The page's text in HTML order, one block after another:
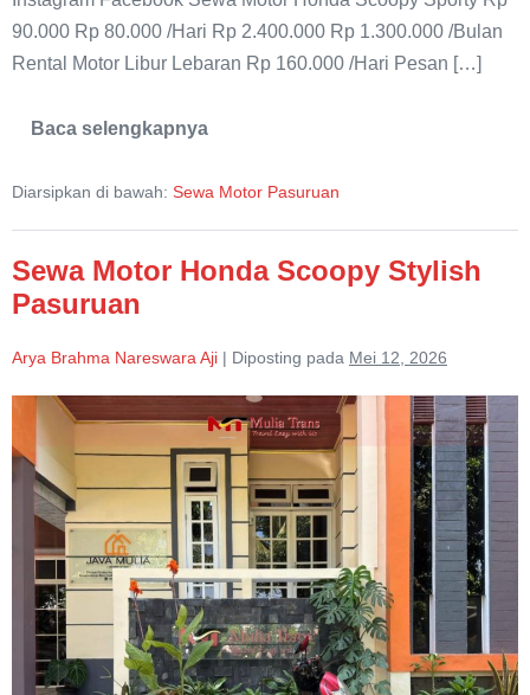
90.000 Rp 80.000 /Hari Rp 2.400.000 Rp 1.300.000 /Bulan
Rental Motor Libur Lebaran Rp 160.000 /Hari Pesan […]
Baca selengkapnya
Rental
Scoopy
Diarsipkan di bawah: Sewa Motor Pasuruan
Sewa Motor Honda Scoopy Stylish
Pasuruan
Arya Brahma Nareswara Aji | Diposting pada Mei 12, 2026
Sewa
Motor
Honda
Scoopy
Stylish
Pasuruan